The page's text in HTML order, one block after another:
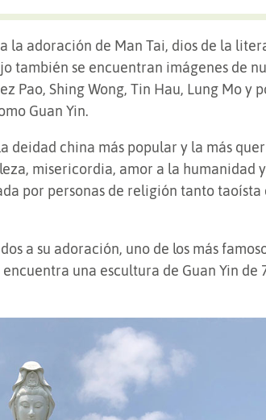
la adoración de Man Tai, dios de la
también se encuentran imágenes de
Pao, Shing Wong, Tin Hau, Lung Mo y
Guan Yin.
deidad china más popular y la más
misericordia, amor a la humanidad
por personas de religión tanto taoísta
a su adoración, uno de los más
encuentra una escultura de Guan Yin de